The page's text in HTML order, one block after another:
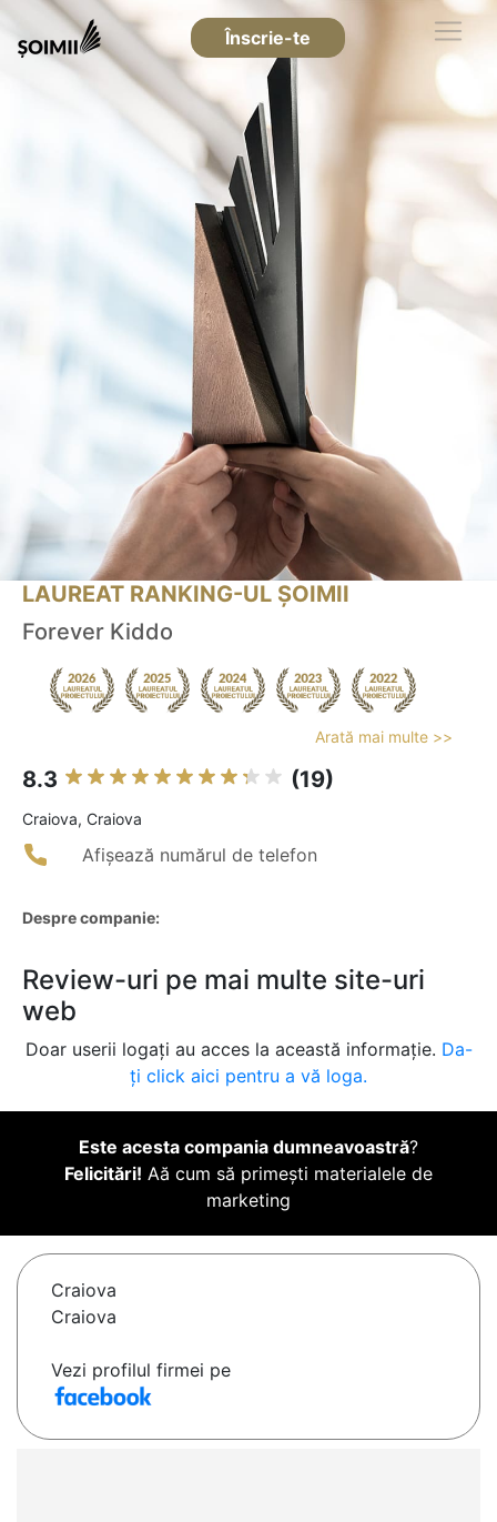
Înscrie-te
LAUREAT RANKING-UL ȘOIMII
Forever Kiddo
Arată mai multe >>
8.3 (19)
Craiova, Craiova
Afișează numărul de telefon
Despre companie:
Review-uri pe mai multe site-uri
web
Doar userii logați au acces la această informație. Da-
ți click aici pentru a vă loga.
Este acesta compania dumneavoastră?
Felicitări! Aă cum să primești materialele de
marketing
Craiova
Craiova
Vezi profilul firmei pe